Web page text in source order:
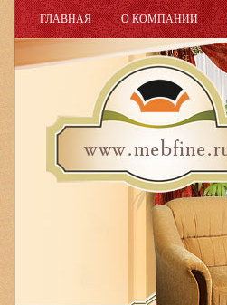
ГЛАВНАЯ О КОМПАНИИ